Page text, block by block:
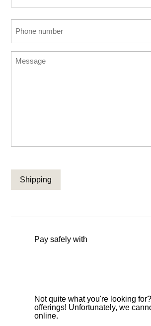
Email
(Required)
Message
Pay safely with
Not quite what you're looking
offerings! Unfortunately, we
online.